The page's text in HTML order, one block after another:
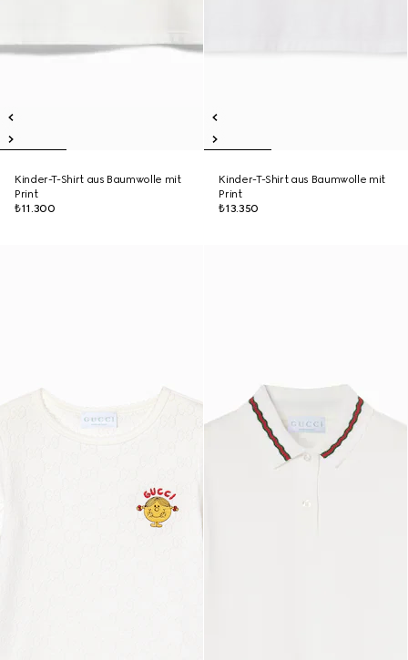
Kinder-T-Shirt aus Baumwolle mit
Print
₺11.300
Kinder-T-Shirt aus Baumwolle mit
Print
₺13.350